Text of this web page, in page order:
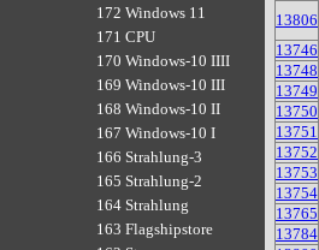
172 Windows 11
171 CPU
170 Windows-10 IIII
169 Windows-10 III
168 Windows-10 II
167 Windows-10 I
166 Strahlung-3
165 Strahlung-2
164 Strahlung
163 Flagshipstore
13806
13746
13748
13749
13750
13751
13752
13753
13754
13765
13784